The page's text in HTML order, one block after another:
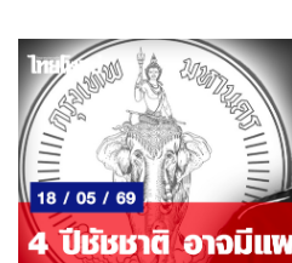
ชื่อเสนอให้ศาลรธน.วินิจฉัยว่ากา
กำหนดให้อำนาจกระทรวงการคลั
ทบจากสถานการณ์วิกฤตด้านพลังง
ด้านพลังงานของประเทศพ.ศ
เข้าข่าย รัฐธรรมนูญมาตรา 172